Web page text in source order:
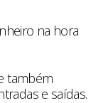
na hora
também
e saídas.